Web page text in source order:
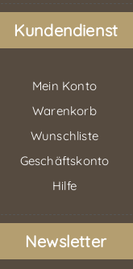
Kundendienst
Mein Konto
Warenkorb
Wunschliste
Geschäftskonto
Hilfe
Newsletter